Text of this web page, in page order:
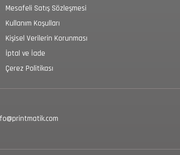
Mesafeli Satış Sözleşmesi
Kullanım Koşulları
Kişisel Verilerin Korunması
İptal ve İade
Çerez Politikası